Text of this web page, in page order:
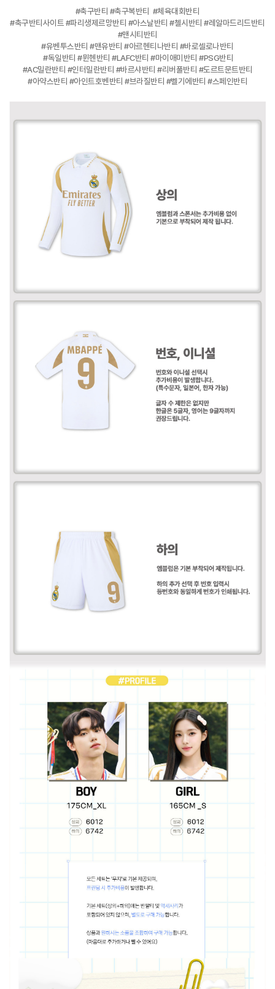
#축구반티 #축구복반티 #체육대회반티
#축구반티사이트 #파리생제르망반티 #아스날반티 #첼시반티 #레알마드리드반티
#맨시티반티
#유벤투스반티 #맨유반티 #아르헨티나반티 #바로셀로나반티
#독일반티 #뮌헨반티 #LAFC반티 #마이애미반티 #PSG반티
#AC밀란반티 #인터밀란반티 #바르샤반티 #리버풀반티 #도르트문트반티
#아약스반티 #아인트호벤반티 #브라질반티 #벨기에반티 #스페인반티